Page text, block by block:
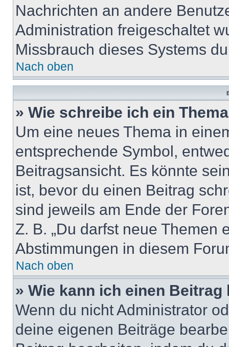
Nachrichten an andere
Administration freigeschaltet
Missbrauch dieses Systems
Nach oben
» Wie schreibe ich ein
Um eine neues Thema in
entsprechende Symbol,
Beitragsansicht. Es könnte
ist, bevor du einen Beitrag
sind jeweils am Ende der
Z. B. „Du darfst neue Themen
Abstimmungen in diesem
Nach oben
» Wie kann ich einen
Wenn du nicht Administrator
deine eigenen Beiträge